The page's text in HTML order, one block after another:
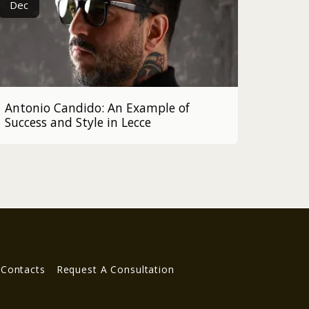
Dec
Antonio Candido: An Example of
Success and Style in Lecce
Contacts Request A Consultation